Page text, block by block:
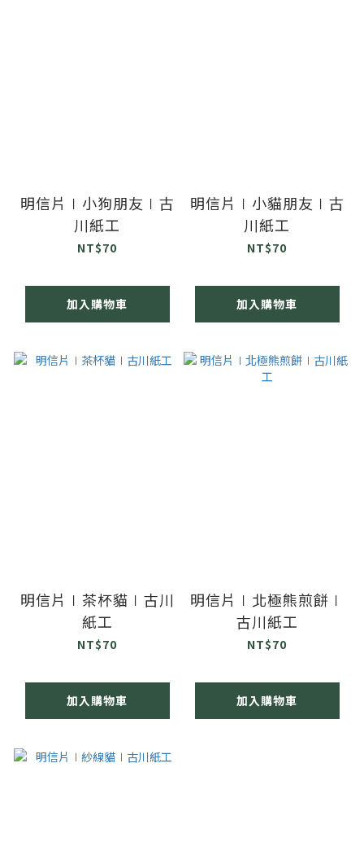
明信片∣小狗朋友∣古
川紙工
NT$70
加入購物車
明信片∣小貓朋友∣古
川紙工
NT$70
加入購物車
明信片∣茶杯貓∣古川
紙工
NT$70
加入購物車
明信片∣北極熊煎餅∣
古川紙工
NT$70
加入購物車